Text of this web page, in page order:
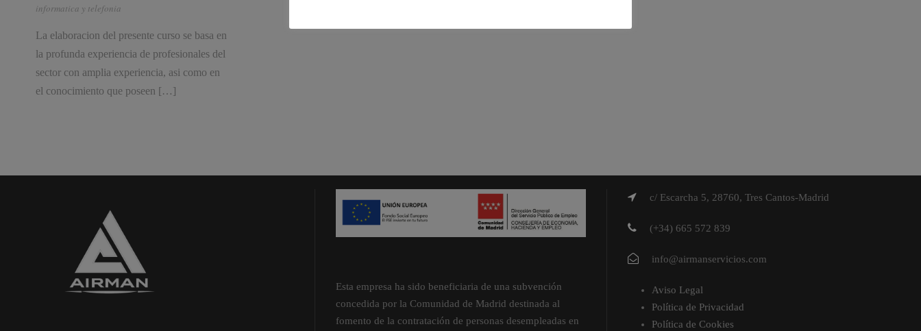
informatica y telefonia
La elaboracion del presente curso se basa en
la profunda experiencia de profesionales del
sector con amplia experiencia, asi como en
el conocimiento que poseen […]
Esta empresa ha sido beneficiaria de una subvención
concedida por la Comunidad de Madrid destinada al
fomento de la contratación de personas desempleadas en
c/ Escarcha 5, 28760, Tres Cantos-Madrid
(+34) 665 572 839
info@airmanservicios.com
Aviso Legal
Política de Privacidad
Política de Cookies